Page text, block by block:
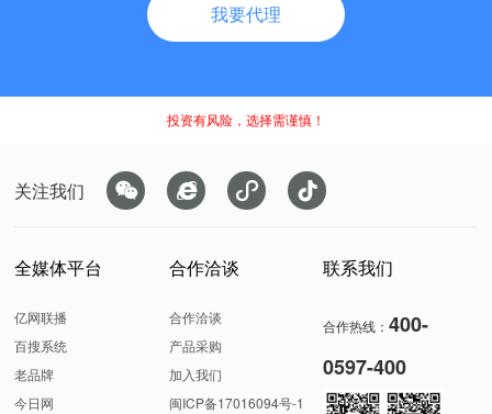
我要代理
投资有风险，选择需谨慎！
关注我们    
全媒体平台
亿网联播
百搜系统
老品牌
今日网
合作洽谈
合作洽谈
产品采购
加入我们
闽ICP备17016094号-1
联系我们
合作热线：400-
0597-400